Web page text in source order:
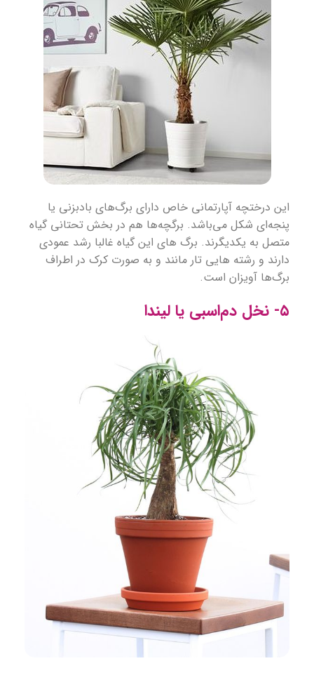
این درختچه آپارتمانی خاص دارای برگ‌های بادبزنی یا
پنجه‌ای شکل می‌باشد. برگچه‌ها هم در بخش تحتانی گیاه
متصل به یکدیگرند. برگ های این گیاه غالبا رشد عمودی
دارند و رشته هایی تار مانند و به صورت کرک در اطراف
برگ‌ها آویزان است.
۵- نخل دم‌اسبی یا لیندا